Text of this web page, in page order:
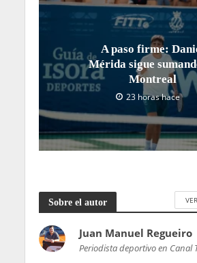
A paso firme:
Mérida sigue
Montreal
23 horas hace
Sobre el autor
Juan Manuel Regueiro
Periodista deportivo en Canal